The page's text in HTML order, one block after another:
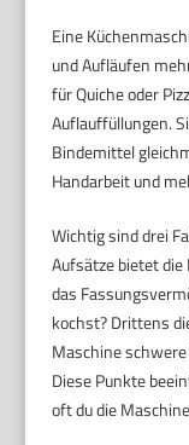
Eine
und Aufläufen
für Quiche oder
Auflauffüllungen.
Bindemittel
Handarbeit und
Wichtig sind drei
Aufsätze bietet
das
kochst? Drittens
Maschine
Diese Punkte
oft du die